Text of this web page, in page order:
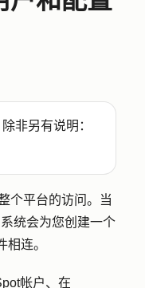
非另有说明：
个平台的访问。当
统会为您创建一个
连。
帐户、在